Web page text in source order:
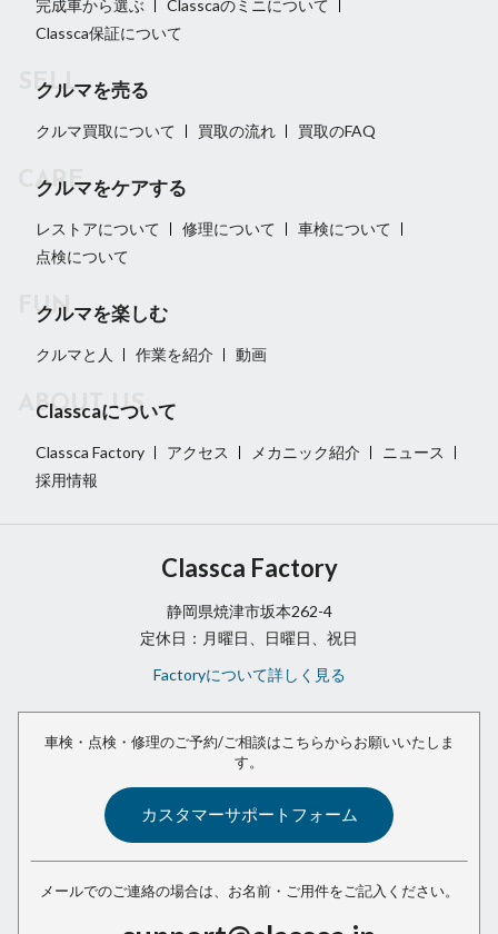
完成車から選ぶ
Classcaのミニについて
Classca保証について
クルマを売る
クルマ買取について 買取の流れ 買取のFAQ
クルマをケアする
レストアについて 修理について
車検について
点検について
クルマを楽しむ
クルマと人 作業を紹介 動画
Classcaについて
Classca Factory アクセス メカニック紹介
ニュース
採用情報
Classca Factory
静岡県焼津市坂本262-4
定休日：月曜日、日曜日、祝日
Factoryについて詳しく見る
車検・点検・修理のご予約/ご相談は こちらからお願いいたしま
す。
カスタマーサポートフォーム
メールでのご連絡の場合は、 お名前・ご用件をご記入ください。